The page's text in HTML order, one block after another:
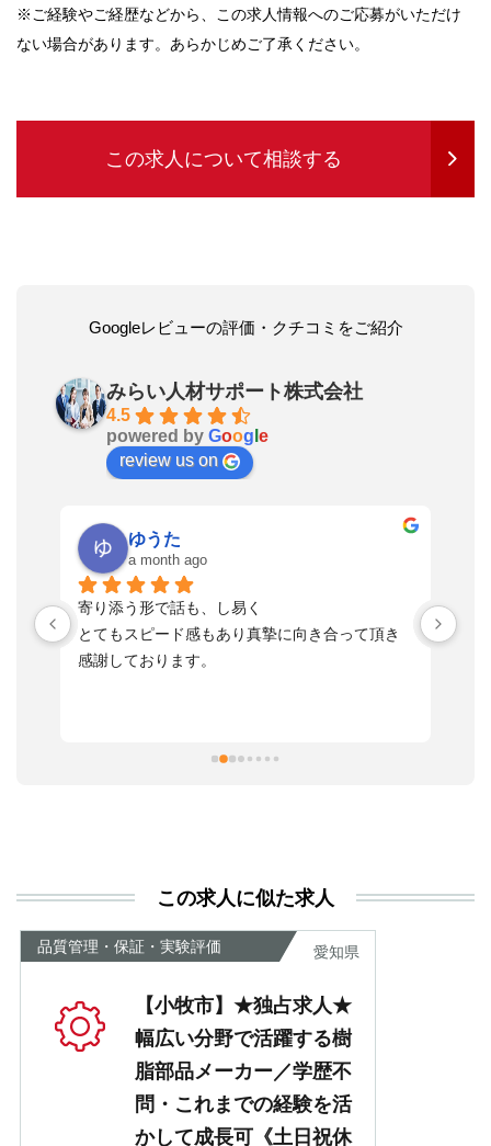
※ご経験やご経歴などから、この求人情報へのご応募がいただけ
ない場合があります。あらかじめご了承ください。
この求人について相談する
Googleレビューの評価・クチコミをご紹介
みらい人材サポート株式会社
4.5
powered by Goog e
review us on
ゆうた
a month ago
寄り添う形で話も、し易く
とてもスピード感もあり真摯に向き合って頂き
感謝しております。
が
この求人に似た求人
品質管理・保証・実験評価 愛知県
【小牧市】★独占求人★
幅広い分野で活躍する樹
脂部品メーカー／学歴不
問・これまでの経験を活
かして成長可《土日祝休